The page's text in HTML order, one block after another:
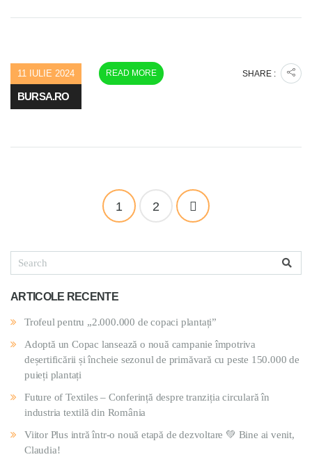
11 IULIE 2024
BURSA.RO
READ MORE SHARE :
1 2
ARTICOLE RECENTE
Trofeul pentru „2.000.000 de copaci plantați”
Adoptă un Copac lansează o nouă campanie împotriva
deșertificării și încheie sezonul de primăvară cu peste 150.000 de
puieți plantați
Future of Textiles – Conferință despre tranziția circulară în
industria textilă din România
Viitor Plus intră într-o nouă etapă de dezvoltare 💚 Bine ai venit,
Claudia!